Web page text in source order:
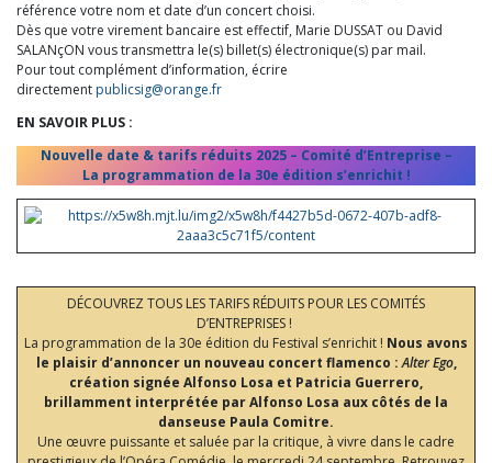
référence votre nom et date d’un concert choisi.
Dès que votre virement bancaire est effectif, Marie DUSSAT ou David
SALANçON vous transmettra le(s) billet(s) électronique(s) par mail.
Pour tout complément d’information, écrire
directement publicsig@orange.fr
EN SAVOIR PLUS :
Nouvelle date & tarifs réduits 2025 – Comité d’Entreprise –
La programmation de la 30e édition s’enrichit !
DÉCOUVREZ TOUS LES TARIFS RÉDUITS POUR LES COMITÉS
D’ENTREPRISES !
La programmation de la 30e édition du Festival s’enrichit ! Nous avons
le plaisir d’annoncer un nouveau concert flamenco :Alter Ego,
création signée Alfonso Losa et Patricia Guerrero,
brillamment interprétée par Alfonso Losa aux côtés de la
danseuse Paula Comitre.
Une œuvre puissante et saluée par la critique, à vivre dans le cadre